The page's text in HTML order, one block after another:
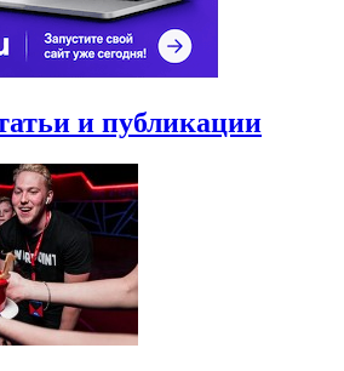
и публикации